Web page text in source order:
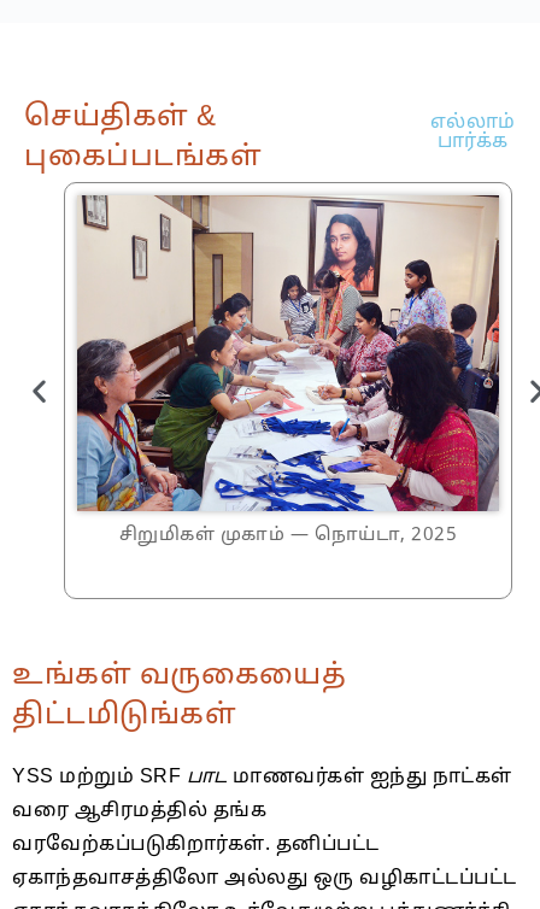
செய்திகள் &
புகைப்படங்கள்
எல்லாம்
பார்க்க
சிறுமிகள் முகாம் — நொய்டா, 2025
உங்கள் வருகையைத்
திட்டமிடுங்கள்
YSS மற்றும் SRF பாட மாணவர்கள் ஐந்து நாட்கள்
வரை ஆசிரமத்தில் தங்க
வரவேற்கப்படுகிறார்கள். தனிப்பட்ட
ஏகாந்தவாசத்திலோ அல்லது ஒரு வழிகாட்டப்பட்ட